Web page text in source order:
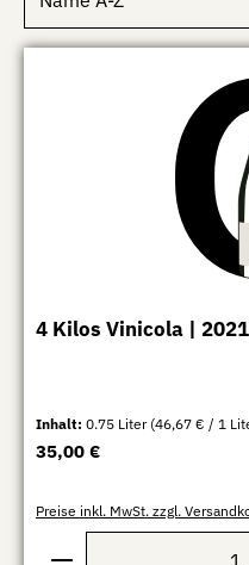
4 Kilos Vinicola |
Inhalt:0.75 Liter (46,67 € / 1
Regulärer Preis:
35,00 €
Preise inkl. MwSt. zzgl.
Produkt Anzahl: Gib